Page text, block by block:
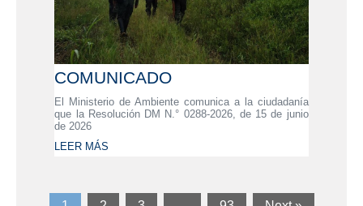
COMUNICADO
El Ministerio de Ambiente comunica a la ciudadanía
que la Resolución DM N.° 0288-2026, de 15 de junio
de 2026
LEER MÁS